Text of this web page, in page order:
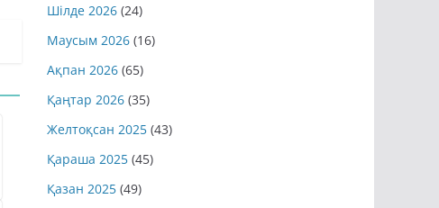
Шілде 2026 (24)
Маусым 2026 (16)
Ақпан 2026 (65)
Қаңтар 2026 (35)
Желтоқсан 2025 (43)
Қараша 2025 (45)
Қазан 2025 (49)